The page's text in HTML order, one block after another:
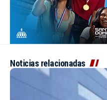
Noticias relacionadas